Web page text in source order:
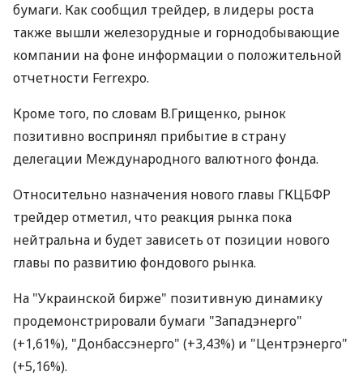
бумаги. Как сообщил трейдер, в лидеры роста
также вышли железорудные и горнодобывающие
компании на фоне информации о положительной
отчетности Ferrexpo.
Кроме того, по словам В.Грищенко, рынок
позитивно воспринял прибытие в страну
делегации Международного валютного фонда.
Относительно назначения нового главы ГКЦБФР
трейдер отметил, что реакция рынка пока
нейтральна и будет зависеть от позиции нового
главы по развитию фондового рынка.
На "Украинской бирже" позитивную динамику
продемонстрировали бумаги "Западэнерго"
(+1,61%), "Донбассэнерго" (+3,43%) и "Центрэнерго"
(+5,16%).